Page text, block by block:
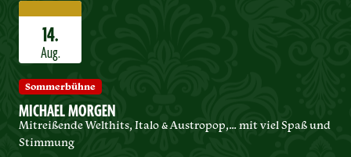
14.
Aug.
Sommerbühne
MICHAEL MORGEN
Mitreißende Welthits, Italo & Austropop,… mit viel Spaß und
Stimmung